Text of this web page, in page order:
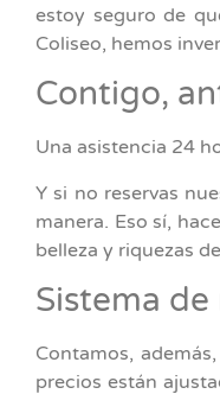
estoy seguro de
Coliseo, hemos
Contigo,
Una asistencia 24
Y si no reservas
manera. Eso sí,
belleza y riquezas
Sistema de
Contamos,
precios están